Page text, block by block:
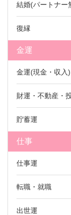
結婚(パートナー
復縁
金運
金運(現金・収入)
財運・不動産・
貯蓄運
仕事
仕事運
転職・就職
出世運